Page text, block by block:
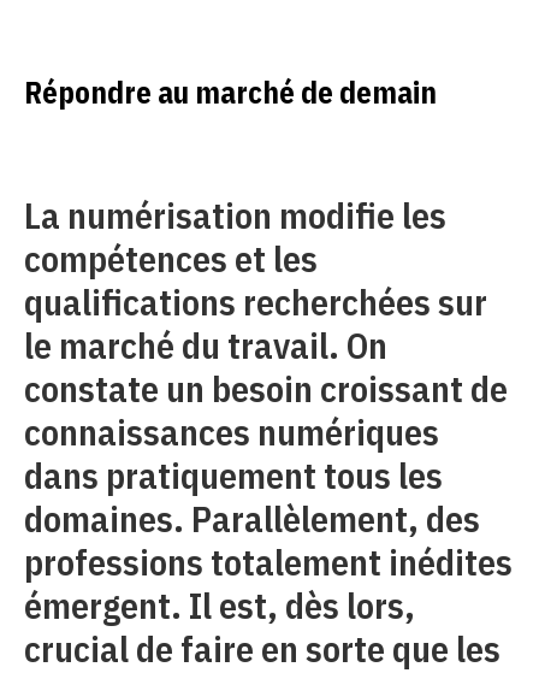
Répondre au marché de demain
La numérisation modifie les
compétences et les
qualifications recherchées sur
le marché du travail. On
constate un besoin croissant de
connaissances numériques
dans pratiquement tous les
domaines. Parallèlement, des
professions totalement inédites
émergent. Il est, dès lors,
crucial de faire en sorte que les